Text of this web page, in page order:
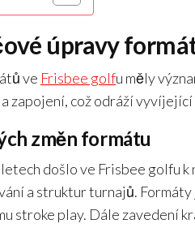
úpravy
ve Frisbee golfu měly
zapojení, což odráží
změn formátu
došlo ve Frisbee golfu
a struktur turnajů.
stroke play. Dále zavedení